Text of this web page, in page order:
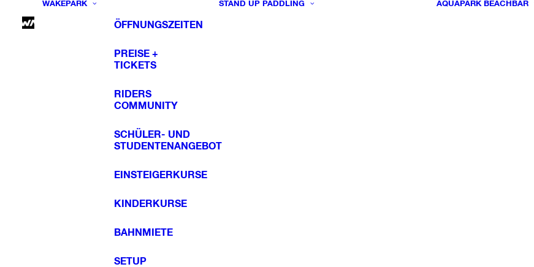
WAKEPARK
ÖFFNUNGSZEITEN
PREISE +
TICKETS
RIDERS
COMMUNITY
SCHÜLER- UND
STUDENTENANGEBOT
EINSTEIGERKURSE
KINDERKURSE
BAHNMIETE
SETUP
STAND UP PADDLING AQUAPARK BEACHBAR